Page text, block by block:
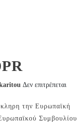
Δεν επιτρέπεται
την Ευρωπαϊκή
Συμβουλίου